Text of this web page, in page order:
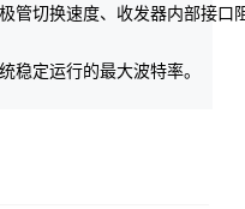
管切换速度、收发器内部接口